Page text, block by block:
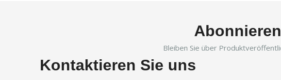
Bleiben Sie über
Kontaktieren Sie uns